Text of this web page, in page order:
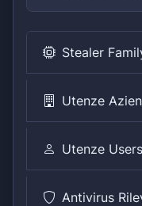
Stealer
Utenze
Utenze
Antivirus